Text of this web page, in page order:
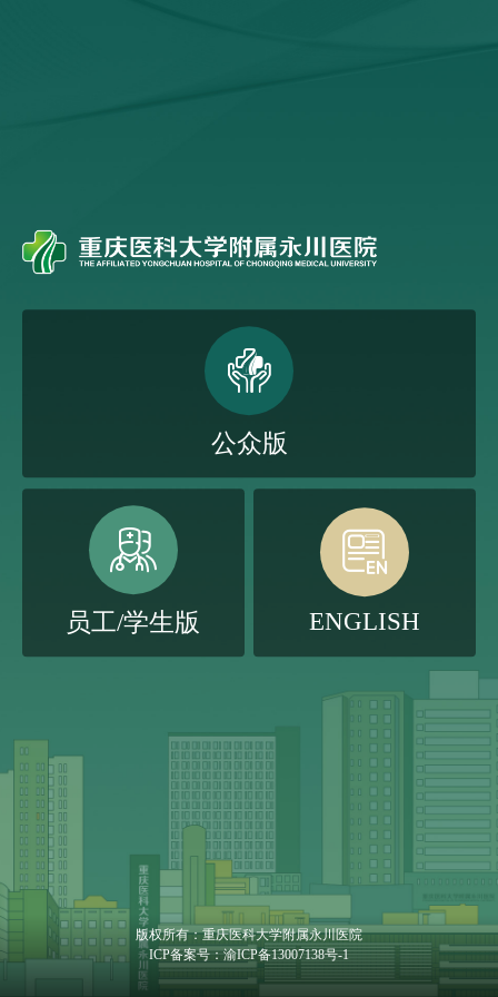

公众版

员工/学生版

ENGLISH
版权所有：重庆医科大学附属永川医院
ICP备案号：渝ICP备13007138号-1